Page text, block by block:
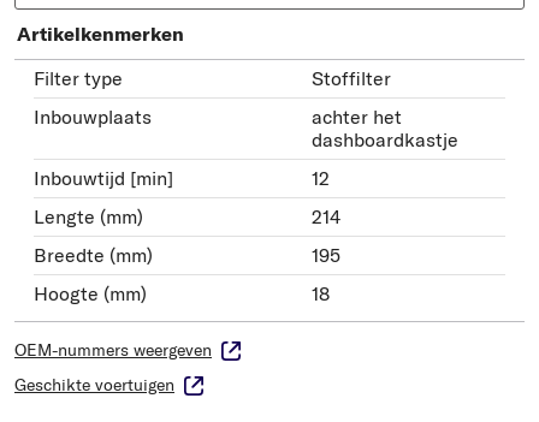
Artikelkenmerken
Filter type
Stoffilter
Inbouwplaats
achter het
dashboardkastje
Inbouwtijd [min]
12
Lengte (mm)
214
Breedte (mm)
195
Hoogte (mm)
18
OEM-nummers weergeven
Geschikte voertuigen